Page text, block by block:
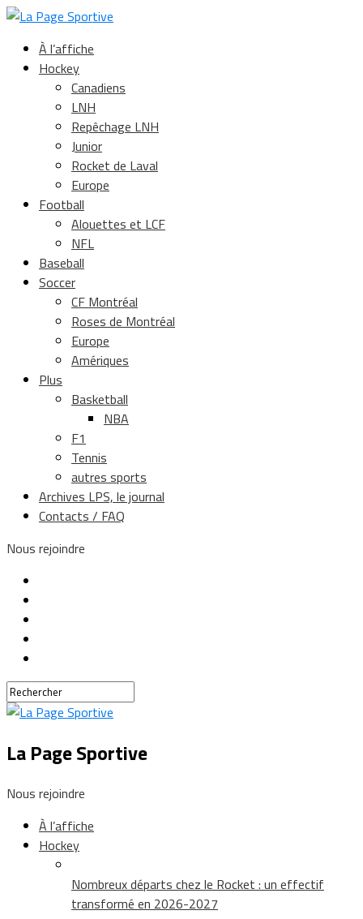
À l’affiche
Hockey
Canadiens
LNH
Repêchage LNH
Junior
Rocket de Laval
Europe
Football
Alouettes et LCF
NFL
Baseball
Soccer
CF Montréal
Roses de Montréal
Europe
Amériques
Plus
Basketball
NBA
F1
Tennis
autres sports
Archives LPS, le journal
Contacts / FAQ
Nous rejoindre
La Page Sportive
Nous rejoindre
À l’affiche
Hockey
Nombreux départs chez le Rocket : un effectif
transformé en 2026-2027